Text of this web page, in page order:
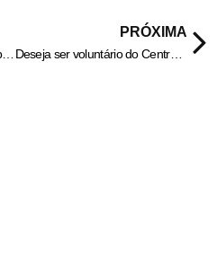
Caminhos da Reportagem debate impactos da escala 6×1 no Brasil
PRÓXIMA
Deseja ser voluntário do Centro de Apoio aos Romeiros de Trindade? Inscrições estão abertas – Portal Goiás